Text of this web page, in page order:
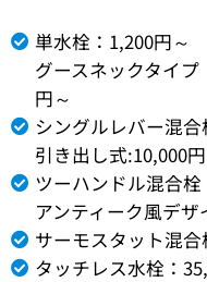
単水栓：1,200円～
グースネックタイ
円～
シングルレバー混合
引き出し式:10,000
ツーハンドル混合栓
アンティーク風デザ
サーモスタット混合
タッチレス水栓：